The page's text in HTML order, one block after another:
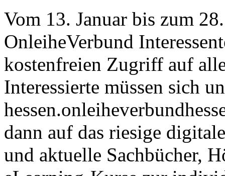
Vom 13. Januar bis zum
OnleiheVerbund
kostenfreien Zugriff auf
Interessierte müssen sich
dann auf das riesige
und aktuelle Sachbücher,